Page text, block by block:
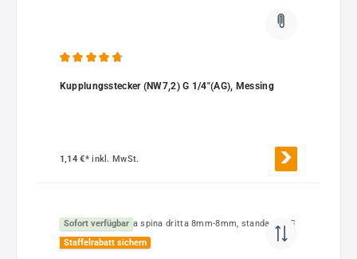
Kupplungsstecker (NW7,2) G 1/4"(AG), Messing
1,14 €*inkl. MwSt.
Sofort verfügbar
Staffelrabatt sichern